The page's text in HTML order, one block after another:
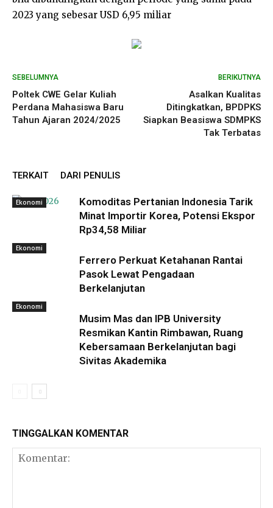
2023 yang sebesar USD 6,95 miliar
SEBELUMNYA
Poltek CWE Gelar Kuliah
Perdana Mahasiswa Baru
Tahun Ajaran 2024/2025
BERIKUTNYA
Asalkan Kualitas
Ditingkatkan, BPDPKS
Siapkan Beasiswa SDMPKS
Tak Terbatas
TERKAIT DARI PENULIS
Ekonomi
Komoditas Pertanian Indonesia Tarik
Minat Importir Korea, Potensi Ekspor
Rp34,58 Miliar
Ekonomi
Ferrero Perkuat Ketahanan Rantai
Pasok Lewat Pengadaan
Berkelanjutan
Ekonomi
Musim Mas dan IPB University
Resmikan Kantin Rimbawan, Ruang
Kebersamaan Berkelanjutan bagi
Sivitas Akademika
TINGGALKAN KOMENTAR